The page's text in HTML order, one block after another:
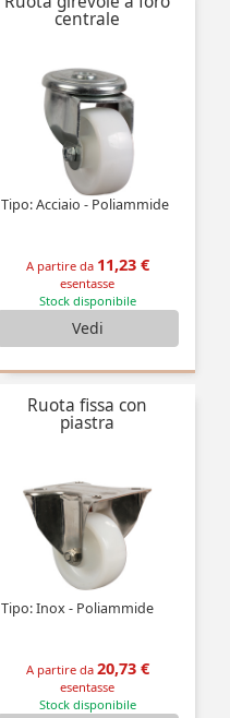
centrale
Tipo: Acciaio - Poliammide
A partire da 11,23 €
esentasse
Stock disponibile
Vedi
Ruota fissa con
piastra
Tipo: Inox - Poliammide
A partire da 20,73 €
esentasse
Stock disponibile